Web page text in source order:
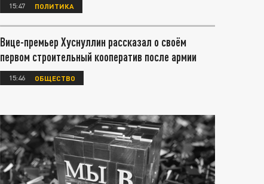
15:47 ПОЛИТИКА
Вице-премьер Хуснуллин рассказал о своём
первом строительный кооператив после армии
15:46 ОБЩЕСТВО